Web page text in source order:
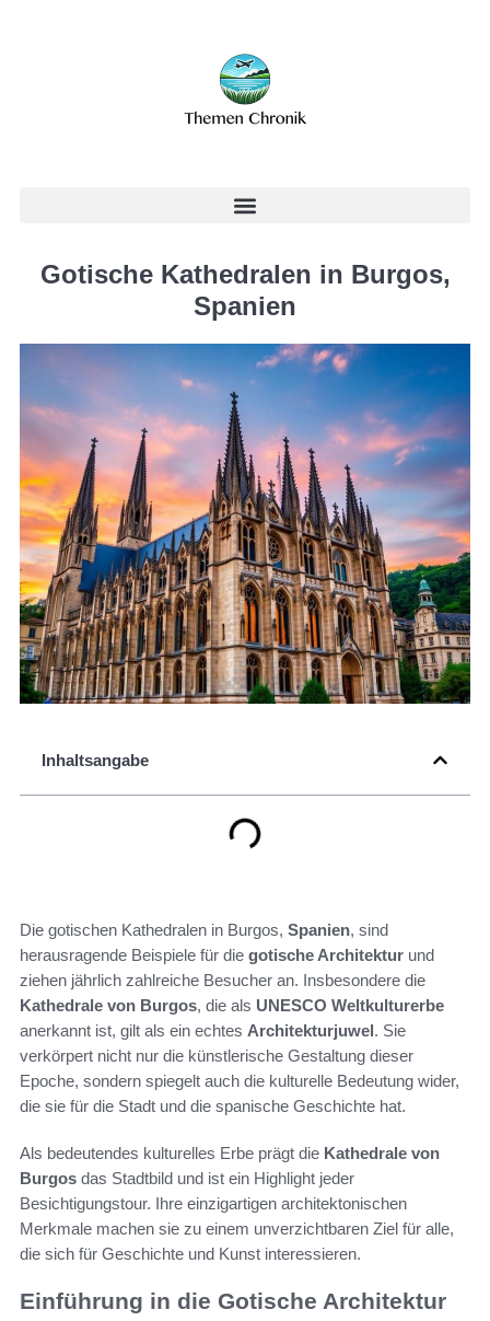
Gotische Kathedralen in Burgos,
Spanien
Inhaltsangabe
Die gotischen Kathedralen in Burgos, Spanien, sind
herausragende Beispiele für die gotische Architektur und
ziehen jährlich zahlreiche Besucher an. Insbesondere die
Kathedrale von Burgos, die als UNESCO Weltkulturerbe
anerkannt ist, gilt als ein echtes Architekturjuwel. Sie
verkörpert nicht nur die künstlerische Gestaltung dieser
Epoche, sondern spiegelt auch die kulturelle Bedeutung wider,
die sie für die Stadt und die spanische Geschichte hat.
Als bedeutendes kulturelles Erbe prägt die Kathedrale von
Burgos das Stadtbild und ist ein Highlight jeder
Besichtigungstour. Ihre einzigartigen architektonischen
Merkmale machen sie zu einem unverzichtbaren Ziel für alle,
die sich für Geschichte und Kunst interessieren.
Einführung in die Gotische Architektur